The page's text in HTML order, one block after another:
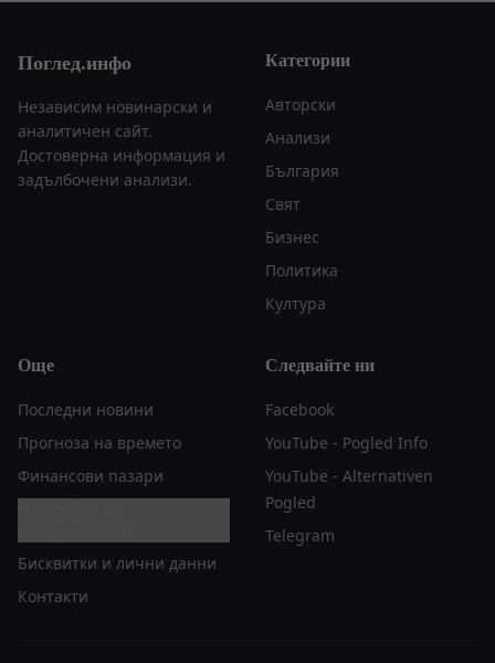
Поглед.инфо
Независим новинарски и
аналитичен сайт.
Достоверна информация и
задълбочени анализи.
Категории
Авторски
Анализи
България
Свят
Бизнес
Политика
Култура
Още
Последни новини
Прогноза на времето
Финансови пазари
Бисквитки и лични данни
Контакти
Следвайте ни
Facebook
YouTube - Pogled Info
YouTube - Alternativen
Pogled
Telegram